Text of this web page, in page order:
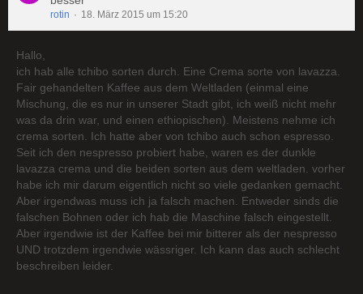
rotin 18. März 2015 um 15:20
Hallo,
ich hab alle tchibo sorten durch. Eine Crema sorte von lavazza.
Fair gehandelten Kaffee aus dem Weltladen (einmal eine
Mischung, die es nur in unserer Stadt gibt, ich weiß nicht mehr
was da drin war, und einen ethiopischen). Meistens nehme ich
crema sorten. Ich hatte aber von tchibo auch schon espresso.
Seit ich den nespresso probiert habe, waren es der dunkle
lavazza crema und die beiden sorten aus dem weltladen. vorher
habe ich mir darum eigentlich nicht so viele gedanken gemacht.
Aber irgendwas muss ich ja falsch machen. Entweder sinds die
falschen Bohnen oder ich hab die Maschine falsch eingestellt.
Aber irgendwie ist der Kaffee bei mir bitterer als der nespresso
UND trotzdem irgendwie wässriger. Ich kann das auch schlecht
beschreiben leider.